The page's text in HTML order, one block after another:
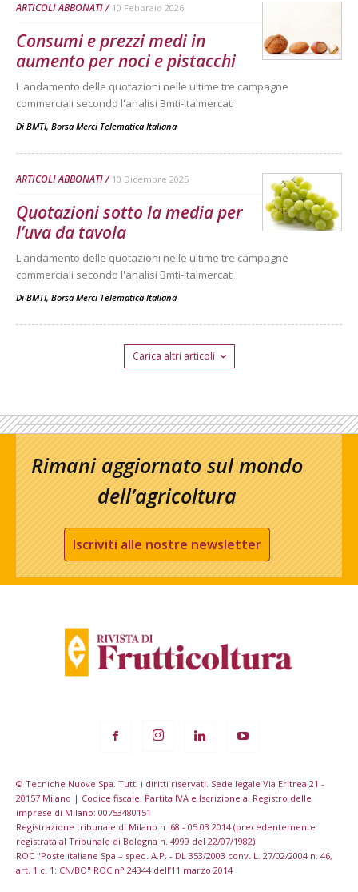
ARTICOLI ABBONATI 10 Febbraio 2026
Consumi e prezzi medi in
aumento per noci e pistacchi
L'andamento delle quotazioni nelle ultime tre campagne
commerciali secondo l'analisi Bmti-Italmercati
Di BMTI, Borsa Merci Telematica Italiana
ARTICOLI ABBONATI 10 Dicembre 2025
Quotazioni sotto la media per
l’uva da tavola
L'andamento delle quotazioni nelle ultime tre campagne
commerciali secondo l'analisi Bmti-Italmercati
Di BMTI, Borsa Merci Telematica Italiana
Carica altri articoli
Rimani aggiornato sul mondo
dell’agricoltura
Iscriviti alle nostre newsletter
© Tecniche Nuove Spa. Tutti i diritti riservati. Sede legale Via Eritrea 21 -
20157 Milano | Codice fiscale, Partita IVA e Iscrizione al Registro delle
imprese di Milano: 00753480151
Registrazione tribunale di Milano n. 68 - 05.03.2014 (precedentemente
registrata al Tribunale di Bologna n. 4999 del 22/07/1982)
ROC "Poste italiane Spa – sped. A.P. - DL 353/2003 conv. L. 27/02/2004 n. 46,
art. 1 c. 1: CN/BO" ROC n° 24344 dell’11 marzo 2014